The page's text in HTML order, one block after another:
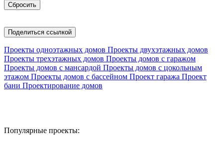
Поделиться ссылкой
Проекты одноэтажных домов Проекты двухэтажных домов
Проекты трехэтажных домов Проекты домов с гаражом
Проекты домов с мансардой Проекты домов с цокольным
этажом Проекты домов с бассейном Проект гаража Проект
бани Проектирование домов
Популярные проекты: